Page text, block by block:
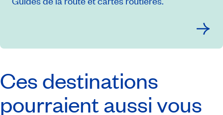
Ces destinations
pourraient aussi vous